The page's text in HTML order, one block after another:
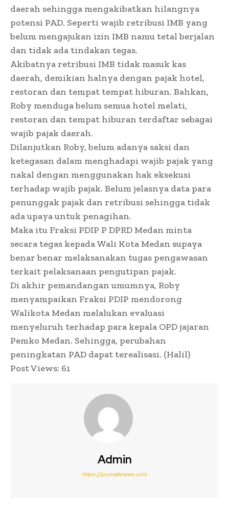
daerah sehingga mengakibatkan hilangnya
potensi PAD. Seperti wajib retribusi IMB yang
belum mengajukan izin IMB namu tetal berjalan
dan tidak ada tindakan tegas.
Akibatnya retribusi IMB tidak masuk kas
daerah, demikian halnya dengan pajak hotel,
restoran dan tempat tempat hiburan. Bahkan,
Roby menduga belum semua hotel melati,
restoran dan tempat hiburan terdaftar sebagai
wajib pajak daerah.
Dilanjutkan Roby, belum adanya saksi dan
ketegasan dalam menghadapi wajib pajak yang
nakal dengan menggunakan hak eksekusi
terhadap wajib pajak. Belum jelasnya data para
penunggak pajak dan retribusi sehingga tidak
ada upaya untuk penagihan.
Maka itu Fraksi PDIP P DPRD Medan minta
secara tegas kepada Wali Kota Medan supaya
benar benar melaksanakan tugas pengawasan
terkait pelaksanaan pengutipan pajak.
Di akhir pemandangan umumnya, Roby
menyampaikan Fraksi PDIP mendorong
Walikota Medan melalukan evaluasi
menyeluruh terhadap para kepala OPD jajaran
Pemko Medan. Sehingga, perubahan
peningkatan PAD dapat terealisasi. (Halil)
Post Views: 61
Admin
https://journalisnews.com